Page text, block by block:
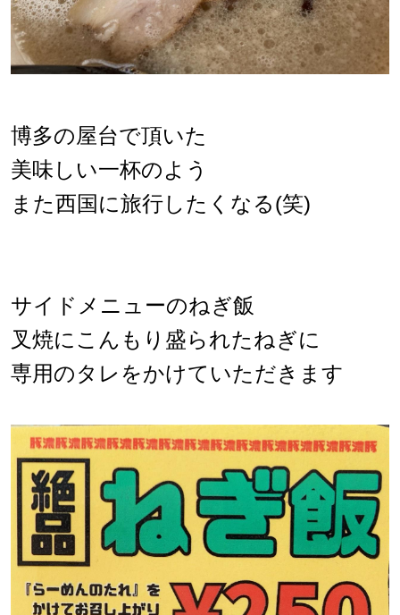
博多の屋台で頂いた
美味しい一杯のよう
また西国に旅行したくなる(笑)
サイドメニューのねぎ飯
叉焼にこんもり盛られたねぎに
専用のタレをかけていただきます